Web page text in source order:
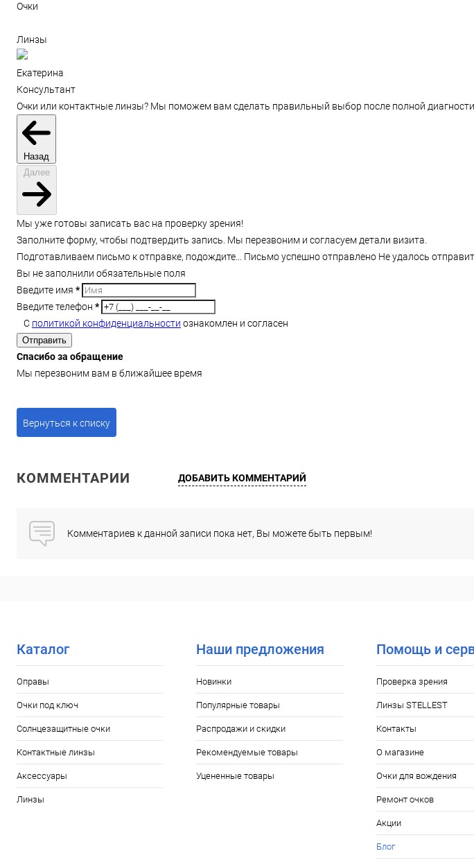
Очки
Линзы
Екатерина
Консультант
Очки или контактные линзы? Мы поможем вам сделать правильный выбор после полной
Назад
Далее
Мы уже готовы записать вас на проверку зрения!
Заполните форму, чтобы подтвердить запись. Мы перезвоним и согласуем детали визита.
Подготавливаем письмо к отправке, подождите...
Письмо успешно отправлено Не удалось
Вы не заполнили обязательные поля
Введите имя *
Введите телефон *
С политикой конфиденциальности ознакомлен и согласен
Отправить
Спасибо за обращение
Мы перезвоним вам в ближайшее время
Вернуться к списку
КОММЕНТАРИИ ДОБАВИТЬ КОММЕНТАРИЙ
Комментариев к данной записи пока нет, Вы можете быть первым!
Каталог
Оправы
Очки под ключ
Солнцезащитные очки
Контактные линзы
Аксессуары
Линзы
Наши предложения
Новинки
Популярные товары
Распродажи и скидки
Рекомендуемые товары
Уцененные товары
Помощь и
Проверка зрения
Линзы STELLEST
Контакты
О магазине
Очки для вождения
Ремонт очков
Акции
Блог